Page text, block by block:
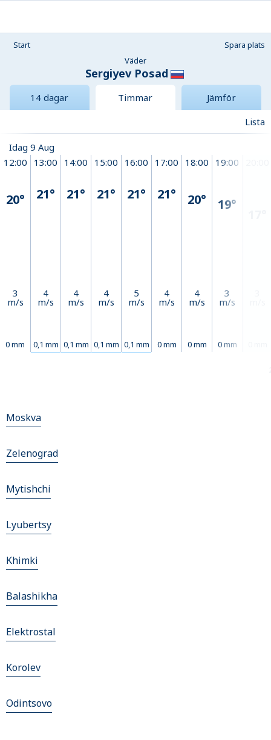
Start
Spara plats
Väder
Sergiyev Posad
14 dagar Timmar
Jämför
Lista
Idag 9 Aug
12:00
20°
3
m/s
0 mm
13:00
21°
4
m/s
0,1 mm
14:00
21°
4
m/s
0,1 mm
15:00
21°
4
m/s
0,1 mm
16:00
21°
5
m/s
0,1 mm
17:00
21°
4
m/s
0 mm
18:00
20°
4
m/s
0 mm
19:00
19°
3
m/s
0 mm
Moskva
Zelenograd
Mytishchi
Lyubertsy
Khimki
Balashikha
Elektrostal
Korolev
Odintsovo